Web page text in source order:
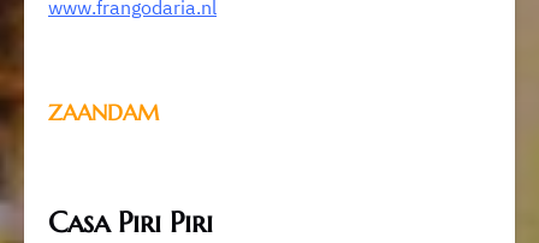
www.frangodaria.nl
ZAANDAM
Casa Piri Piri